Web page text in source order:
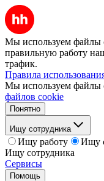
Мы используем файлы
правильную работу
трафик.
Правила
Мы используем файлы
файлов cookie
Понятно
Ищу сотрудника
Ищу работу
Ищу
Ищу сотрудника
Сервисы
Помощь